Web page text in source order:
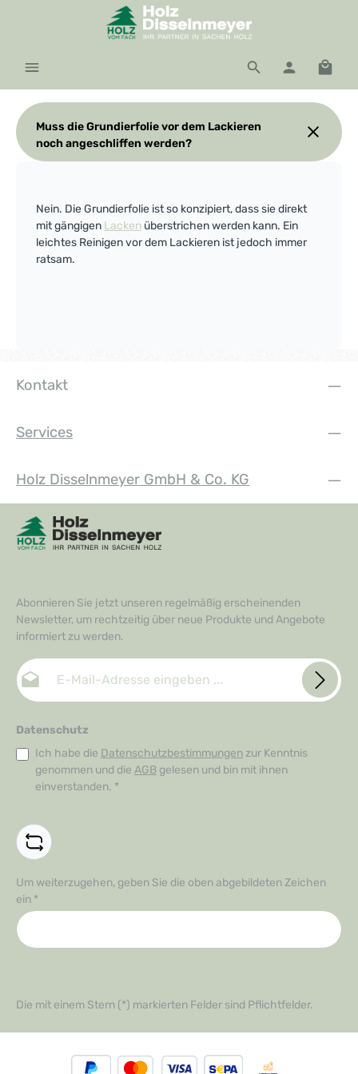
Zum Hauptinhalt springen
Muss die Grundierfolie vor dem Lackieren
noch angeschliffen werden?
Nein. Die Grundierfolie ist so konzipiert, dass sie direkt
mit gängigen Lacken überstrichen werden kann. Ein
leichtes Reinigen vor dem Lackieren ist jedoch immer
ratsam.
Kontakt
Services
Holz Disselnmeyer GmbH & Co. KG
Abonnieren Sie jetzt unseren regelmäßig erscheinenden
Newsletter, um rechtzeitig über neue Produkte und Angebote
informiert zu werden.
E-Mail-Adresse*
Datenschutz
Ich habe die Datenschutzbestimmungen zur Kenntnis
genommen und die AGB gelesen und bin mit ihnen
einverstanden. *
Um weiterzugehen, geben Sie die oben abgebildeten Zeichen
ein *
Die mit einem Stern (*) markierten Felder sind Pflichtfelder.